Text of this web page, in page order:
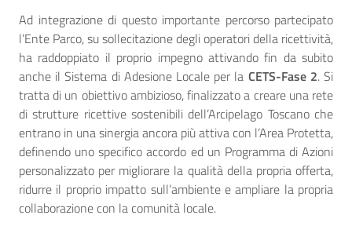
Ad integrazione di questo importante percorso partecipato
l’Ente Parco, su sollecitazione degli operatori della ricettività,
ha raddoppiato il proprio impegno attivando fin da subito
anche il Sistema di Adesione Locale per la CETS-Fase 2. Si
tratta di un obiettivo ambizioso, finalizzato a creare una rete
di strutture ricettive sostenibili dell’Arcipelago Toscano che
entrano in una sinergia ancora più attiva con l’Area Protetta,
definendo uno specifico accordo ed un Programma di Azioni
personalizzato per migliorare la qualità della propria offerta,
ridurre il proprio impatto sull’ambiente e ampliare la propria
collaborazione con la comunità locale.